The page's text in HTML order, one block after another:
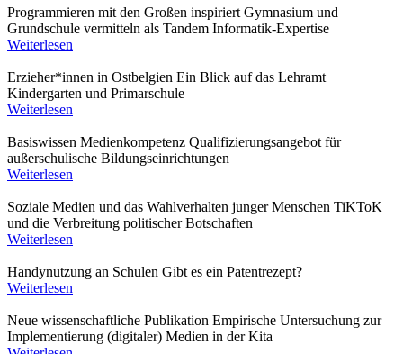
Programmieren mit den Großen inspiriert Gymnasium und
Grundschule vermitteln als Tandem Informatik-Expertise
Weiterlesen
Erzieher*innen in Ostbelgien Ein Blick auf das Lehramt
Kindergarten und Primarschule
Weiterlesen
Basiswissen Medienkompetenz Qualifizierungsangebot für
außerschulische Bildungseinrichtungen
Weiterlesen
Soziale Medien und das Wahlverhalten junger Menschen TiKToK
und die Verbreitung politischer Botschaften
Weiterlesen
Handynutzung an Schulen Gibt es ein Patentrezept?
Weiterlesen
Neue wissenschaftliche Publikation Empirische Untersuchung zur
Implementierung (digitaler) Medien in der Kita